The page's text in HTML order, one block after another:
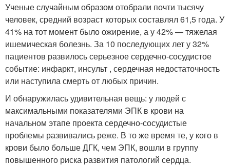
Ученые случайным образом отобрали почти тысячу
человек, средний возраст которых составлял 61,5 года. У
41% на тот момент было ожирение, а у 42% — тяжелая
ишемическая болезнь. За 10 последующих лет у 32%
пациентов развилось серьезное сердечно-сосудистое
событие: инфаркт, инсульт , сердечная недостаточность
или наступила смерть от любых причин.
И обнаружилась удивительная вещь: у людей с
максимальными показателями ЭПК в крови на
начальном этапе проекта сердечно-сосудистые
проблемы развивались реже. В то же время те, у кого в
крови было больше ДГК, чем ЭПК, вошли в группу
повышенного риска развития патологий сердца.